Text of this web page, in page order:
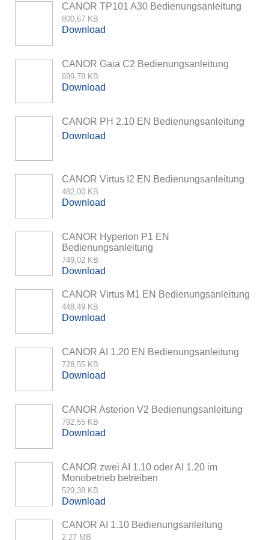
CANOR TP101 A30 Bedienungsanleitung
800,67 KB
Download
CANOR Gaia C2 Bedienungsanleitung
699,78 KB
Download
CANOR PH 2.10 EN Bedienungsanleitung
Download
CANOR Virtus I2 EN Bedienungsanleitung
482,00 KB
Download
CANOR Hyperion P1 EN
Bedienungsanleitung
749,02 KB
Download
CANOR Virtus M1 EN Bedienungsanleitung
448,49 KB
Download
CANOR AI 1.20 EN Bedienungsanleitung
728,55 KB
Download
CANOR Asterion V2 Bedienungsanleitung
792,55 KB
Download
CANOR zwei AI 1.10 oder AI 1.20 im
Monobetrieb betreiben
529,38 KB
Download
CANOR AI 1.10 Bedienungsanleitung
2,27 MB